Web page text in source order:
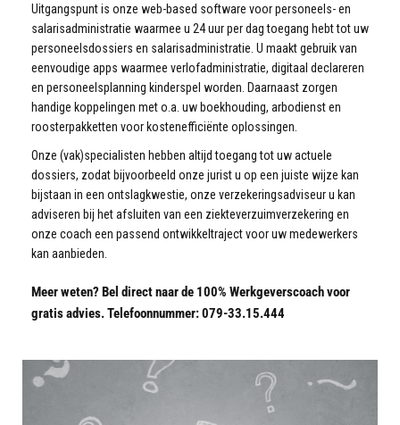
Uitgangspunt is onze web-based software voor personeels- en
salarisadministratie waarmee u 24 uur per dag toegang hebt tot uw
personeelsdossiers en salarisadministratie. U maakt gebruik van
eenvoudige apps waarmee verlofadministratie, digitaal declareren
en personeelsplanning kinderspel worden. Daarnaast zorgen
handige koppelingen met o.a. uw boekhouding, arbodienst en
roosterpakketten voor kostenefficiënte oplossingen.
Onze (vak)specialisten hebben altijd toegang tot uw actuele
dossiers, zodat bijvoorbeeld onze jurist u op een juiste wijze kan
bijstaan in een ontslagkwestie, onze verzekeringsadviseur u kan
adviseren bij het afsluiten van een ziekteverzuimverzekering en
onze coach een passend ontwikkeltraject voor uw medewerkers
kan aanbieden.
Meer weten? Bel direct naar de 100% Werkgeverscoach voor
gratis advies. Telefoonnummer: 079-33.15.444